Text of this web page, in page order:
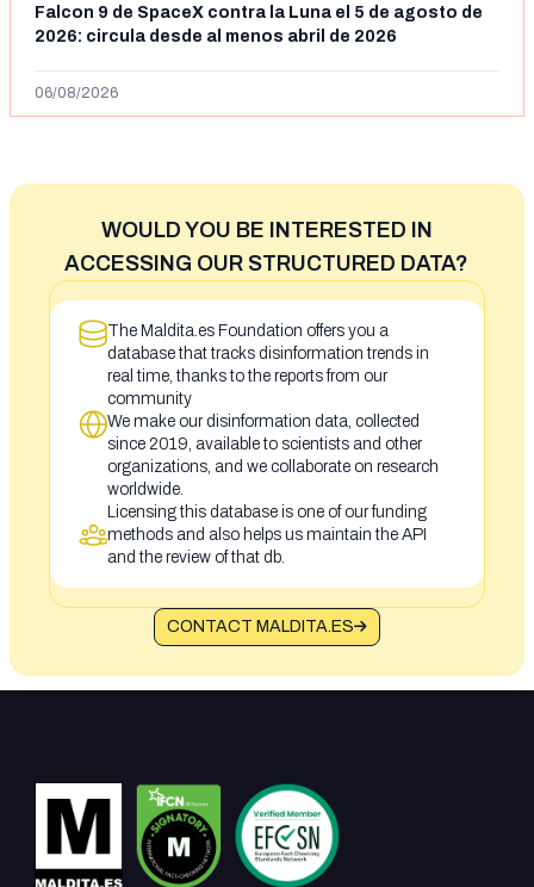
Falcon 9 de SpaceX contra la Luna el 5 de agosto de
2026: circula desde al menos abril de 2026
06/08/2026
WOULD YOU BE INTERESTED IN
ACCESSING OUR STRUCTURED DATA?
The Maldita.es Foundation offers you a
database that tracks disinformation trends in
real time, thanks to the reports from our
community
We make our disinformation data, collected
since 2019, available to scientists and other
organizations, and we collaborate on research
worldwide.
Licensing this database is one of our funding
methods and also helps us maintain the API
and the review of that db.
CONTACT MALDITA.ES